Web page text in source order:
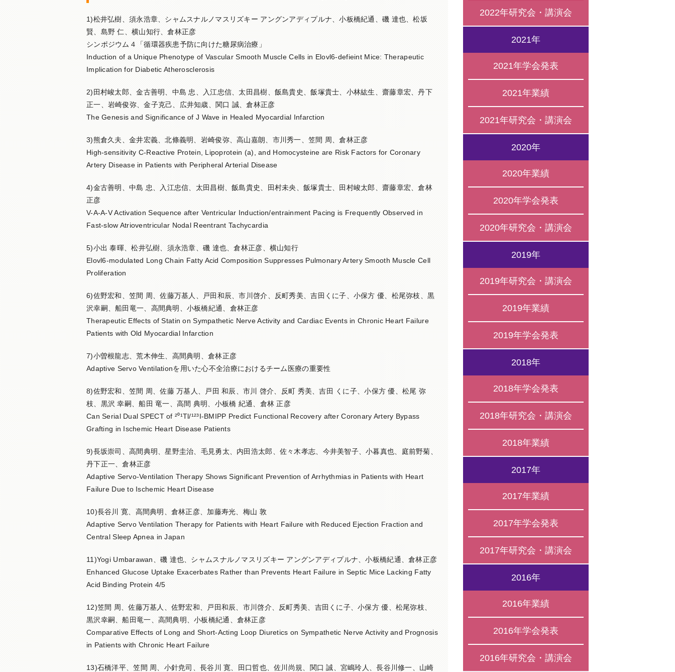
1)松井弘樹、須永浩章、シャムスナルノマスリズキー アングンアディプルナ、小板橋紀通、磯 達也、松坂
賢、島野 仁、横山知行、倉林正彦
シンポジウム４「循環器疾患予防に向けた糖尿病治療」
Induction of a Unique Phenotype of Vascular Smooth Muscle Cells in Elovl6-defieint Mice: Therapeutic
Implication for Diabetic Atherosclerosis
2)田村峻太郎、金古善明、中島 忠、入江忠信、太田昌樹、飯島貴史、飯塚貴士、小林紘生、齋藤章宏、丹下
正一、岩崎俊弥、金子克己、広井知歳、関口 誠、倉林正彦
The Genesis and Significance of J Wave in Healed Myocardial Infarction
3)熊倉久夫、金井宏義、北條義明、岩崎俊弥、高山嘉朗、市川秀一、笠間 周、倉林正彦
High-sensitivity C-Reactive Protein, Lipoprotein (a), and Homocysteine are Risk Factors for Coronary
Artery Disease in Patients with Peripheral Arterial Disease
4)金古善明、中島 忠、入江忠信、太田昌樹、飯島貴史、田村未央、飯塚貴士、田村峻太郎、齋藤章宏、倉林
正彦
V-A-A-V Activation Sequence after Ventricular Induction/entrainment Pacing is Frequently Observed in
Fast-slow Atrioventricular Nodal Reentrant Tachycardia
5)小出 泰暉、松井弘樹、須永浩章、磯 達也、倉林正彦、横山知行
Elovl6-modulated Long Chain Fatty Acid Composition Suppresses Pulmonary Artery Smooth Muscle Cell
Proliferation
6)佐野宏和、笠間 周、佐藤万基人、戸田和辰、市川啓介、反町秀美、吉田くに子、小保方 優、松尾弥枝、黒
沢幸嗣、船田竜一、高間典明、小板橋紀通、倉林正彦
Therapeutic Effects of Statin on Sympathetic Nerve Activity and Cardiac Events in Chronic Heart Failure
Patients with Old Myocardial Infarction
7)小曽根龍志、荒木伸生、高間典明、倉林正彦
Adaptive Servo Ventilationを用いた心不全治療におけるチーム医療の重要性
8)佐野宏和、笠間 周、佐藤 万基人、戸田 和辰、市川 啓介、反町 秀美、吉田 くに子、小保方 優、松尾 弥
枝、黒沢 幸嗣、船田 竜一、高間 典明、小板橋 紀通、倉林 正彦
Can Serial Dual SPECT of ²⁰¹Tl/¹²³I-BMIPP Predict Functional Recovery after Coronary Artery Bypass
Grafting in Ischemic Heart Disease Patients
9)長坂崇司、高間典明、星野圭治、毛見勇太、内田浩太郎、佐々木孝志、今井美智子、小暮真也、庭前野菊、
丹下正一、倉林正彦
Adaptive Servo-Ventilation Therapy Shows Significant Prevention of Arrhythmias in Patients with Heart
Failure Due to Ischemic Heart Disease
10)長谷川 寛、高間典明、倉林正彦、加藤寿光、梅山 敦
Adaptive Servo Ventilation Therapy for Patients with Heart Failure with Reduced Ejection Fraction and
Central Sleep Apnea in Japan
11)Yogi Umbarawan、磯 達也、シャムスナルノマスリズキー アングンアディプルナ、小板橋紀通、倉林正彦
Enhanced Glucose Uptake Exacerbates Rather than Prevents Heart Failure in Septic Mice Lacking Fatty
Acid Binding Protein 4/5
12)笠間 周、佐藤万基人、佐野宏和、戸田和辰、市川啓介、反町秀美、吉田くに子、小保方 優、松尾弥枝、
黒沢幸嗣、船田竜一、高間典明、小板橋紀通、倉林正彦
Comparative Effects of Long and Short-Acting Loop Diuretics on Sympathetic Nerve Activity and Prognosis
in Patients with Chronic Heart Failure
13)石橋洋平、笠間 周、小針尭司、長谷川 寛、田口哲也、佐川尚規、関口 誠、宮嶋玲人、長谷川修一、山崎
2022年研究会・講演会
2021年
2021年学会発表
2021年業績
2021年研究会・講演会
2020年
2020年業績
2020年学会発表
2020年研究会・講演会
2019年
2019年研究会・講演会
2019年業績
2019年学会発表
2018年
2018年学会発表
2018年研究会・講演会
2018年業績
2017年
2017年業績
2017年学会発表
2017年研究会・講演会
2016年
2016年業績
2016年学会発表
2016年研究会・講演会